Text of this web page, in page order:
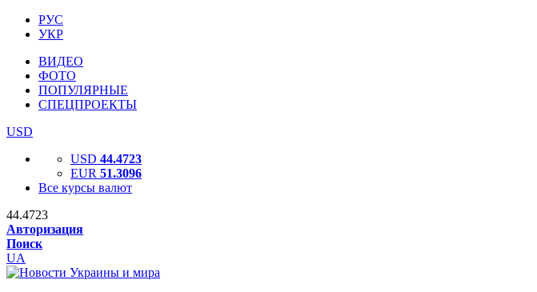
РУС
УКР
ВИДЕО
ФОТО
ПОПУЛЯРНЫЕ
СПЕЦПРОЕКТЫ
USD
USD 44.4723
EUR 51.3096
Все курсы валют
44.4723
Авторизация
Поиск
UA